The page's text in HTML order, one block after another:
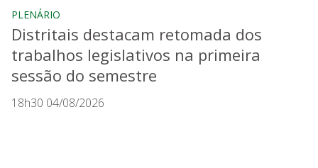
PLENÁRIO
Distritais destacam retomada dos
trabalhos legislativos na primeira
sessão do semestre
18h30 04/08/2026